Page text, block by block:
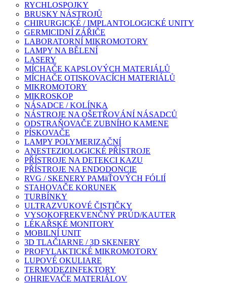
RYCHLOSPOJKY
BRUSKY NÁSTROJŮ
CHIRURGICKÉ / IMPLANTOLOGICKÉ UNITY
GERMICIDNÍ ZÁŘIČE
LABORATORNÍ MIKROMOTORY
LAMPY NA BĚLENÍ
LASERY
MÍCHAČE KAPSLOVÝCH MATERIÁLŮ
MÍCHAČE OTISKOVACÍCH MATERIÁLŮ
MIKROMOTORY
MIKROSKOP
NÁSADCE / KOLÍNKA
NÁSTROJE NA OŠETŘOVÁNÍ NÁSADCŮ
ODSTRAŇOVAČE ZUBNÍHO KAMENE
PÍSKOVAČE
LAMPY POLYMERIZAČNÍ
ANESTEZIOLOGICKÉ PŘÍSTROJE
PŘÍSTROJE NA DETEKCI KAZU
PŘÍSTROJE NA ENDODONCIE
RVG / SKENERY PAMäŤOVÝCH FÓLIÍ
STAHOVAČE KORUNEK
TURBÍNKY
ULTRAZVUKOVÉ ČISTIČKY
VYSOKOFREKVENČNÝ PRÚD/KAUTER
LÉKAŘSKÉ MONITORY
MOBILNÍ UNIT
3D TLAČIARNE / 3D SKENERY
PROFYLAKTICKÉ MIKROMOTORY
LUPOVÉ OKULIARE
TERMODEZINFEKTORY
OHRIEVAČE MATERIÁLOV